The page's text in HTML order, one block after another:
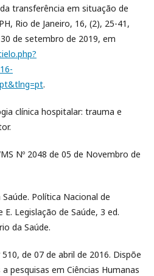
transferência em situação de
Rio de Janeiro, 16, (2), 25-41,
de setembro de 2019, em
.
clínica hospitalar: trauma e
Nº 2048 de 05 de Novembro de
Política Nacional de
Legislação de Saúde, 3 ed.
da Saúde.
510, de 07 de abril de 2016. Dispõe
pesquisas em Ciências Humanas